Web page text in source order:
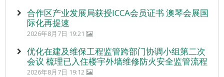
合作区产业发展局获授ICCA会员证书 澳琴会展国
际化再提速
2026年8月7日 19:21
优化在建及维保工程监管跨部门协调小组第二次
会议 梳理已入住楼宇外墙维修防火安全监管流程
2026年8月7日 19:12